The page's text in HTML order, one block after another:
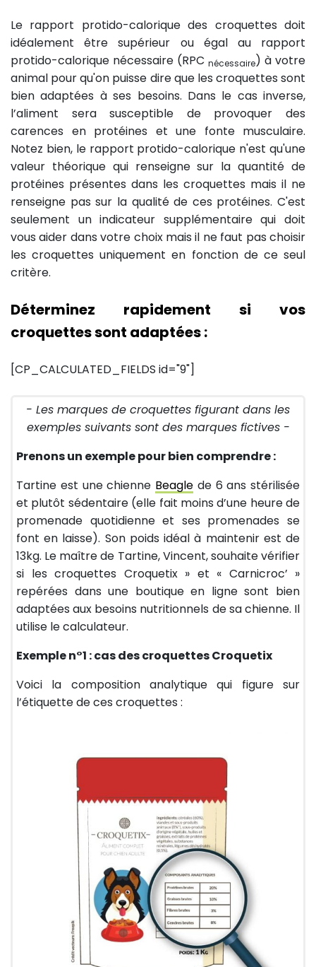
Le rapport protido-calorique des croquettes doit
idéalement être supérieur ou égal au rapport
protido-calorique nécessaire (RPC nécessaire) à votre
animal pour qu'on puisse dire que les croquettes sont
bien adaptées à ses besoins. Dans le cas inverse,
l’aliment sera susceptible de provoquer des
carences en protéines et une fonte musculaire.
Notez bien, le rapport protido-calorique n'est qu'une
valeur théorique qui renseigne sur la quantité de
protéines présentes dans les croquettes mais il ne
renseigne pas sur la qualité de ces protéines. C'est
seulement un indicateur supplémentaire qui doit
vous aider dans votre choix mais il ne faut pas choisir
les croquettes uniquement en fonction de ce seul
critère.
Déterminez rapidement si vos
croquettes sont adaptées :
[CP_CALCULATED_FIELDS id="9"]
- Les marques de croquettes figurant dans les
exemples suivants sont des marques fictives -
Prenons un exemple pour bien comprendre :
Tartine est une chienne Beagle de 6 ans stérilisée
et plutôt sédentaire (elle fait moins d’une heure de
promenade quotidienne et ses promenades se
font en laisse). Son poids idéal à maintenir est de
13kg. Le maître de Tartine, Vincent, souhaite vérifier
si les croquettes Croquetix » et « Carnicroc’ »
repérées dans une boutique en ligne sont bien
adaptées aux besoins nutritionnels de sa chienne. Il
utilise le calculateur.
Exemple n°1 : cas des croquettes Croquetix
Voici la composition analytique qui figure sur
l’étiquette de ces croquettes :